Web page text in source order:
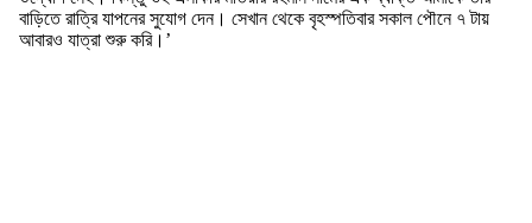
বাড়িতে রাত্রি যাপনের সুযোগ দেন। সেখান থেকে বৃহস্পতিবার সকাল পৌনে ৭ টায়
আবারও যাত্রা শুরু করি।’